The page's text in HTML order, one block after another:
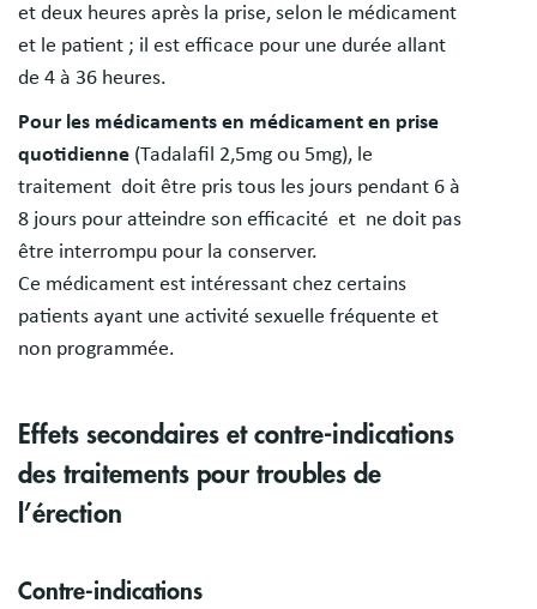
et deux heures après la prise, selon le médicament
et le patient ; il est efficace pour une durée allant
de 4 à 36 heures.
Pour les médicaments en médicament en prise
quotidienne (Tadalafil 2,5mg ou 5mg), le
traitement doit être pris tous les jours pendant 6 à
8 jours pour atteindre son efficacité et ne doit pas
être interrompu pour la conserver.
Ce médicament est intéressant chez certains
patients ayant une activité sexuelle fréquente et
non programmée.
Effets secondaires et contre-indications
des traitements pour troubles de
l’érection
Contre-indications